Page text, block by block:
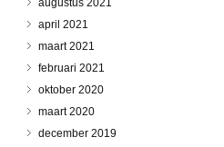
augustus 2021
april 2021
maart 2021
februari 2021
oktober 2020
maart 2020
december 2019